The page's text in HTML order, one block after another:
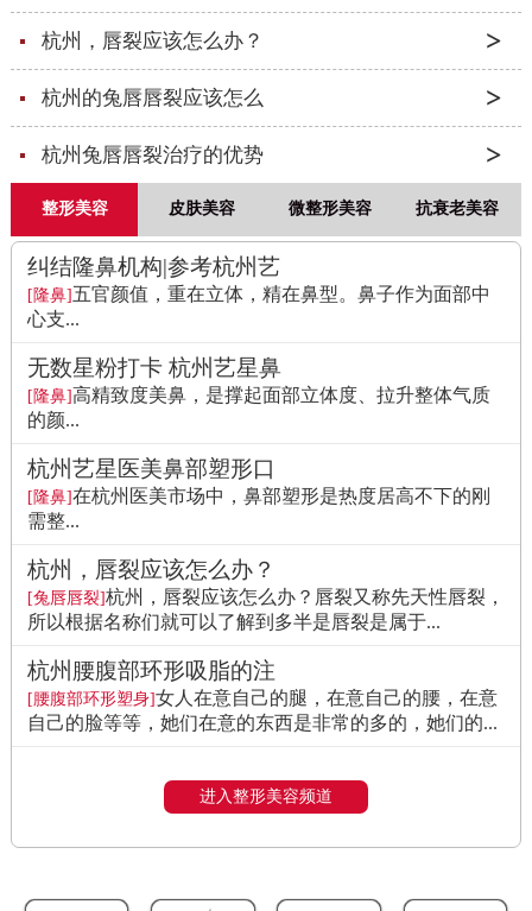
杭州，唇裂应该怎么办？
杭州的兔唇唇裂应该怎么
杭州兔唇唇裂治疗的优势
整形美容 皮肤美容 微整形美容 抗衰老美容
纠结隆鼻机构|参考杭州艺
[隆鼻]五官颜值，重在立体，精在鼻型。鼻子作为面部中
心支...
无数星粉打卡 杭州艺星鼻
[隆鼻]高精致度美鼻，是撑起面部立体度、拉升整体气质
的颜...
杭州艺星医美鼻部塑形口
[隆鼻]在杭州医美市场中，鼻部塑形是热度居高不下的刚
需整...
杭州，唇裂应该怎么办？
[兔唇唇裂]杭州，唇裂应该怎么办？唇裂又称先天性唇裂，
所以根据名称们就可以了解到多半是唇裂是属于...
杭州腰腹部环形吸脂的注
[腰腹部环形塑身]女人在意自己的腿，在意自己的腰，在意
自己的脸等等，她们在意的东西是非常的多的，她们的...
进入整形美容频道